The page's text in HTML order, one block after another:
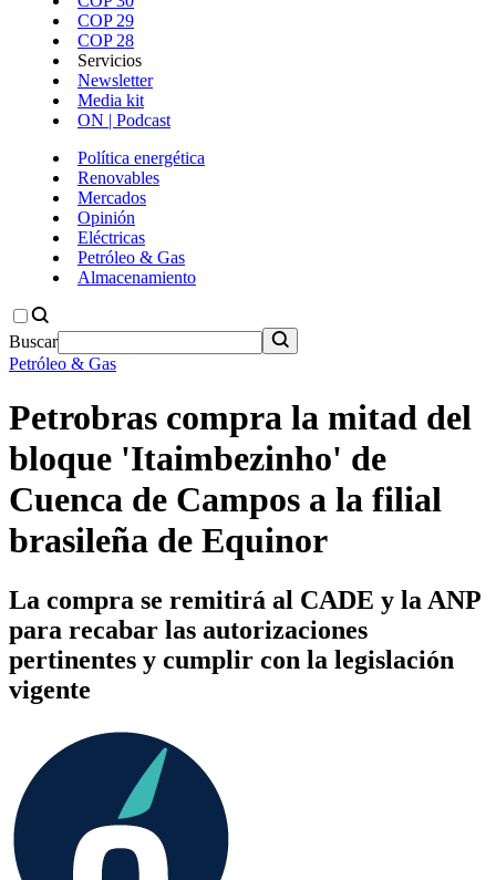
COP 29
COP 28
Servicios
Newsletter
Media kit
ON | Podcast
Política energética
Renovables
Mercados
Opinión
Eléctricas
Petróleo & Gas
Almacenamiento
Buscar
Petróleo & Gas
Petrobras compra la mitad del
bloque 'Itaimbezinho' de
Cuenca de Campos a la filial
brasileña de Equinor
La compra se remitirá al CADE y la ANP
para recabar las autorizaciones
pertinentes y cumplir con la legislación
vigente